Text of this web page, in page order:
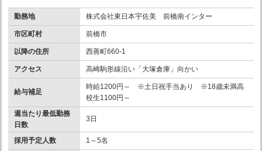
勤務地 株式会社東日本宇佐美 前橋南インター
市区町村 前橋市
以降の住所 西善町660-1
アクセス 高崎駒形線沿い「大塚倉庫」向かい
給与補足
時給1200円～ ※土日祝手当あり ※18歳未満高
校生1100円～
週当たり最低勤務
日数
3日
採用予定人数
1～5名